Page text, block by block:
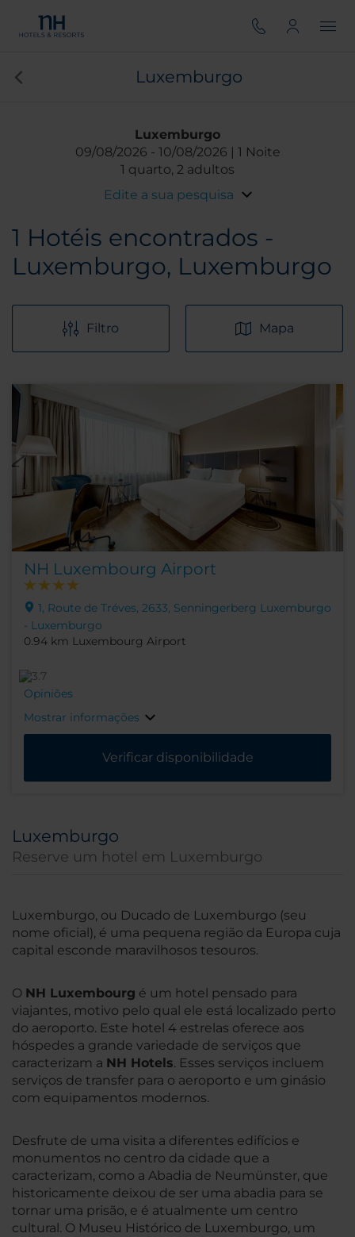
Luxemburgo
Luxemburgo
09/08/2026
10/08/2026
1 Noite
1 quarto, 2 adultos
Edite a sua pesquisa
1 Hotéis encontrados -
Luxemburgo, Luxemburgo
Filtro Mapa
NH Luxembourg Airport
1, Route de Tréves, 2633, Senningerberg Luxemburgo
- Luxemburgo
0.94 km Luxembourg Airport
Opiniões
Mostrar informações
Verificar disponibilidade
Luxemburgo
Reserve um hotel em Luxemburgo
Luxemburgo, ou Ducado de Luxemburgo (seu
nome oficial), é uma pequena região da Europa cuja
capital esconde maravilhosos tesouros.
O NH Luxembourg é um hotel pensado para
viajantes, motivo pelo qual ele está localizado perto
do aeroporto. Este hotel 4 estrelas oferece aos
hóspedes a grande variedade de serviços que
caracterizam a NH Hotels. Esses serviços incluem
serviços de transfer para o aeroporto e um ginásio
com equipamentos modernos.
Desfrute de uma visita a diferentes edifícios e
monumentos no centro da cidade que a
caracterizam, como a Abadia de Neumünster, que
historicamente deixou de ser uma abadia para se
tornar uma prisão, e é atualmente um centro
cultural. O Museu Histórico de Luxemburgo, um